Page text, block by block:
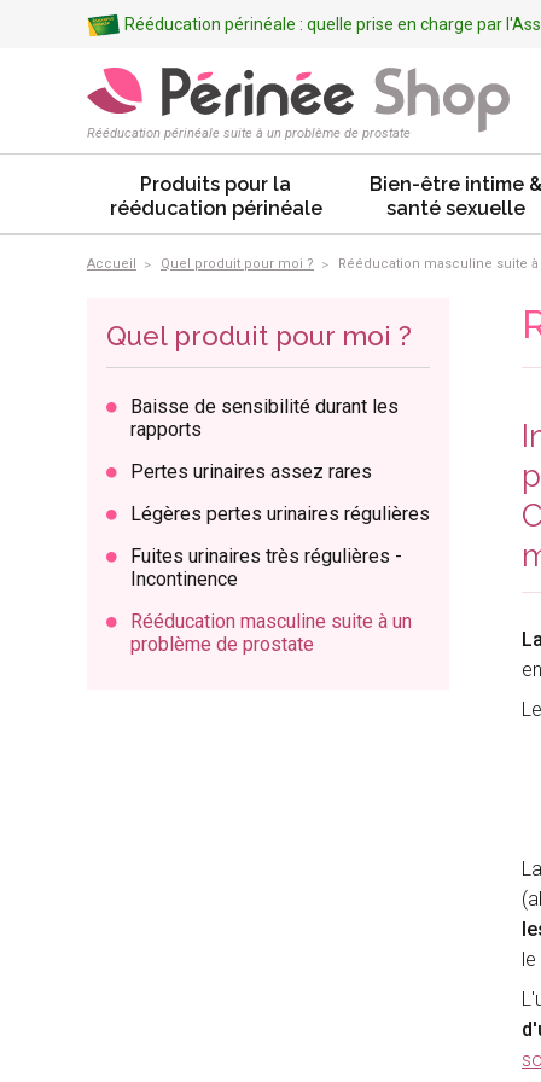
Rééducation périnéale : quelle prise en charge par
Rééducation périnéale suite à un problème de prostate
Produits pour la
rééducation périnéale
Bien-être intime &
santé sexuelle
Accueil Quel produit pour moi ? Rééducation masculine suite
le
Quel produit pour moi ?
Baisse de sensibilité durant les
rapports
Pertes urinaires assez rares
Légères pertes urinaires régulières
Fuites urinaires très régulières -
Incontinence
Rééducation masculine suite à un
problème de prostate